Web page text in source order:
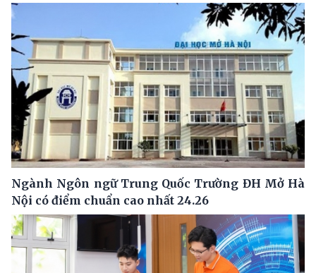
Ngành Ngôn ngữ Trung Quốc Trường ĐH Mở Hà
Nội có điểm chuẩn cao nhất 24.26